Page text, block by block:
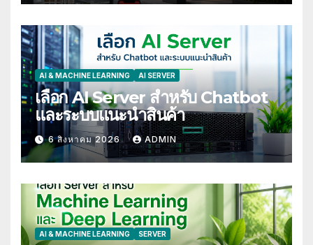
AI & MACHINE LEARNING AI SERVER
เลือก AI Server สำหรับ Chatbot
และระบบแนะนำสินค้า
6 สิงหาคม 2026 ADMIN
AI & MACHINE LEARNING SERVER